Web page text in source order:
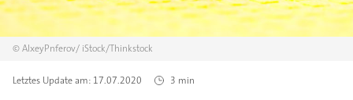
©AlxeyPnferov/ iStock/Thinkstock
Letztes Update am: 17.07.2020 3 min